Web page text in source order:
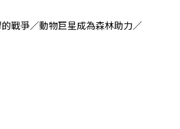
戰爭／動物巨星成為森林助力／